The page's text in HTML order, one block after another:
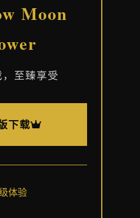
Moon
至臻享受
下载
体验